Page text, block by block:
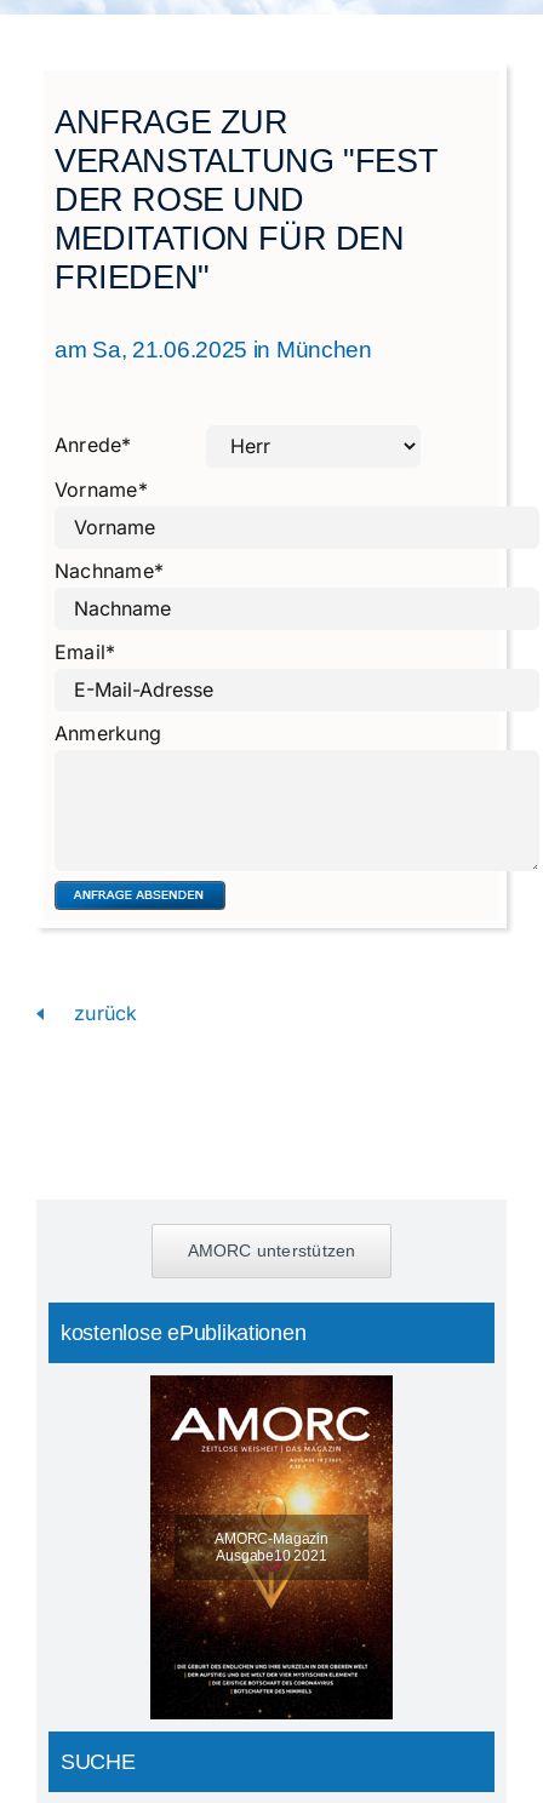
Städtegruppen Schweiz
ANFRAGE ZUR
VERANSTALTUNG "FEST
DER ROSE UND
MEDITATION FÜR DEN
FRIEDEN"
am Sa, 21.06.2025 in München
Anrede*
Vorname*
Nachname*
Email*
Anmerkung
zurück
AMORC unterstützen
kostenlose ePublikationen
AMORC-Magazin
Ausgabe10 2021
SUCHE